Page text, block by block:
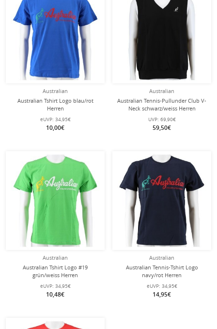
Australian
Australian Tshirt Logo blau/rot
Herren
eUVP: 34,95€
10,00€
Australian
Australian Tennis-Pullunder Club V-
Neck schwarz/weiss Herren
UVP: 69,90€
59,50€
Australian
Australian Tshirt Logo #19
grün/weiss Herren
eUVP: 34,95€
10,48€
Australian
Australian Tennis-Tshirt Logo
navy/rot Herren
eUVP: 34,95€
14,95€